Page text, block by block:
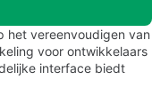
het vereenvoudigen van
voor ontwikkelaars
interface biedt